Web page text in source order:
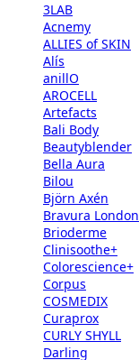
3LAB
Acnemy
ALLIES of SKIN
Alís
anillO
AROCELL
Artefacts
Bali Body
Beautyblender
Bella Aura
Bilou
Björn Axén
Bravura London
Brioderme
Clinisoothe+
Colorescience+
Corpus
COSMEDIX
Curaprox
CURLY SHYLL
Darling